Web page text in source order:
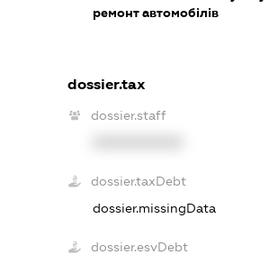
ремонт автомобілів
dossier.tax
dossier.staff
dossier.taxDebt
dossier.missingData
dossier.esvDebt